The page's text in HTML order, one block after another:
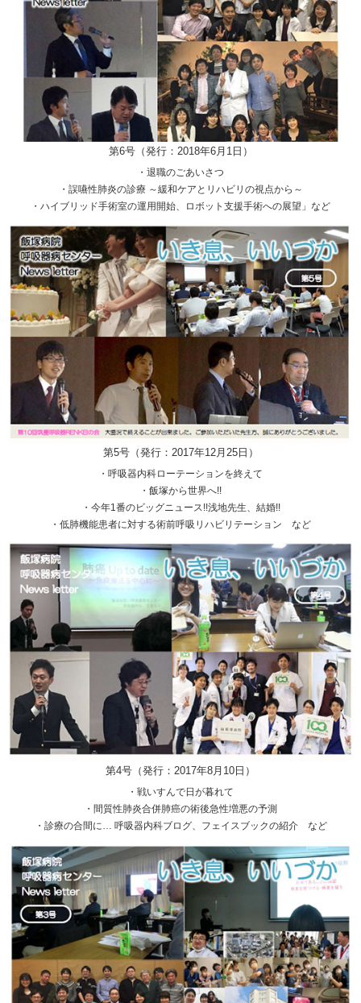
第6号（発行：2018年6月1日）
・退職のごあいさつ
・誤嚥性肺炎の診療 ～緩和ケアとリハビリの視点から～
・ハイブリッド手術室の運用開始、ロボット支援手術への展望」など
第5号（発行：2017年12月25日）
・呼吸器内科ローテーションを終えて
・飯塚から世界へ!!
・今年1番のビッグニュース!!浅地先生、結婚!!
・低肺機能患者に対する術前呼吸リハビリテーション など
第4号（発行：2017年8月10日）
・戦いすんで日が暮れて
・間質性肺炎合併肺癌の術後急性増悪の予測
・診療の合間に… 呼吸器内科ブログ、フェイスブックの紹介 など